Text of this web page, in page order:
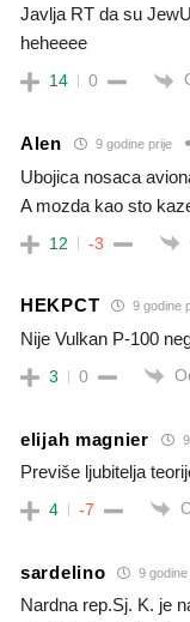
Javlja RT da su
heheeee
14 0
Alen 9 godine prije
Ubojica nosaca
A mozda kao sto
12 -3
HEKPCT 9 godine
Nije Vulkan P-100
3 0
elijah magnier
Previše ljubitelja
4 -7
sardelino 9 godine
Nardna rep.Sj. K. je